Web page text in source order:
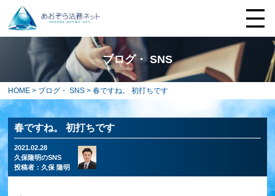
ブログ・ SNS
HOME > ブログ・ SNS > 春ですね。 初打ちです
春ですね。 初打ちです
2021.02.28
久保隆明のSNS
投稿者：久保 隆明